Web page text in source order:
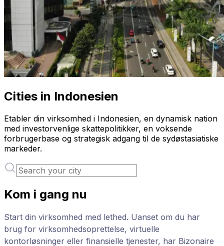
Cities in Indonesien
Etabler din virksomhed i Indonesien, en dynamisk nation
med investorvenlige skattepolitikker, en voksende
forbrugerbase og strategisk adgang til de sydøstasiatiske
markeder.
Kom i gang nu
Start din virksomhed med lethed. Uanset om du har
brug for virksomhedsoprettelse, virtuelle
kontorløsninger eller finansielle tjenester, har Bizonaire